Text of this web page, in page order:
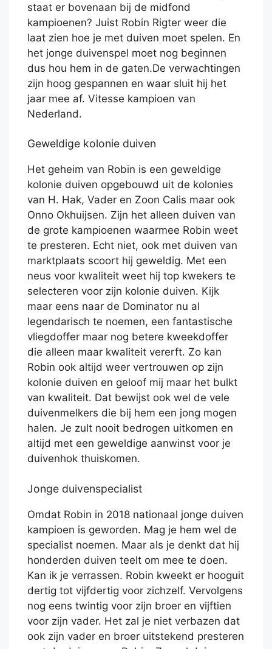
staat er bovenaan bij de midfond
kampioenen? Juist Robin Rigter weer die
laat zien hoe je met duiven moet spelen. En
het jonge duivenspel moet nog beginnen
dus hou hem in de gaten.De verwachtingen
zijn hoog gespannen en waar sluit hij het
jaar mee af. Vitesse kampioen van
Nederland.
Geweldige kolonie duiven
Het geheim van Robin is een geweldige
kolonie duiven opgebouwd uit de kolonies
van H. Hak, Vader en Zoon Calis maar ook
Onno Okhuijsen. Zijn het alleen duiven van
de grote kampioenen waarmee Robin weet
te presteren. Echt niet, ook met duiven van
marktplaats scoort hij geweldig. Met een
neus voor kwaliteit weet hij top kwekers te
selecteren voor zijn kolonie duiven. Kijk
maar eens naar de Dominator nu al
legendarisch te noemen, een fantastische
vliegdoffer maar nog betere kweekdoffer
die alleen maar kwaliteit vererft. Zo kan
Robin ook altijd weer vertrouwen op zijn
kolonie duiven en geloof mij maar het bulkt
van kwaliteit. Dat bewijst ook wel de vele
duivenmelkers die bij hem een jong mogen
halen. Je zult nooit bedrogen uitkomen en
altijd met een geweldige aanwinst voor je
duivenhok thuiskomen.
Jonge duivenspecialist
Omdat Robin in 2018 nationaal jonge duiven
kampioen is geworden. Mag je hem wel de
specialist noemen. Maar als je denkt dat hij
honderden duiven teelt om mee te doen.
Kan ik je verrassen. Robin kweekt er hooguit
dertig tot vijfdertig voor zichzelf. Vervolgens
nog eens twintig voor zijn broer en vijftien
voor zijn vader. Het zal je niet verbazen dat
ook zijn vader en broer uitstekend presteren